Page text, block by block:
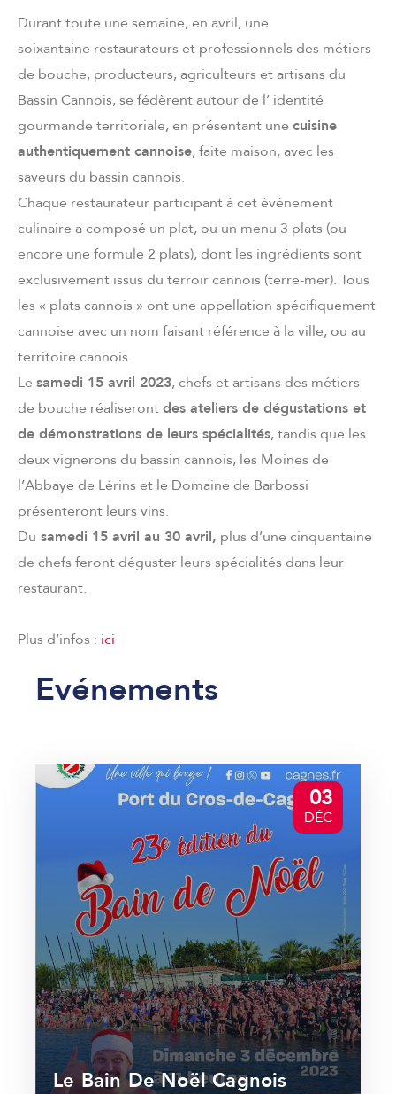
Durant toute une semaine, en avril, une
soixantaine restaurateurs et professionnels des métiers
de bouche, producteurs, agriculteurs et artisans du
Bassin Cannois, se fédèrent autour de l’ identité
gourmande territoriale, en présentant une cuisine
authentiquement cannoise, faite maison, avec les
saveurs du bassin cannois.
Chaque restaurateur participant à cet évènement
culinaire a composé un plat, ou un menu 3 plats (ou
encore une formule 2 plats), dont les ingrédients sont
exclusivement issus du terroir cannois (terre-mer). Tous
les « plats cannois » ont une appellation spécifiquement
cannoise avec un nom faisant référence à la ville, ou au
territoire cannois.
Le samedi 15 avril 2023, chefs et artisans des métiers
de bouche réaliserontdes ateliers de dégustations et
de démonstrations de leurs spécialités, tandis que les
deux vignerons du bassin cannois, les Moines de
l’Abbaye de Lérins et le Domaine de Barbossi
présenteront leurs vins.
Du samedi 15 avril au 30 avril, plus d’une cinquantaine
de chefs feront déguster leurs spécialités dans leur
restaurant.
Plus d’infos : ici
Evénements
03
DÉC
Le Bain De Noël Cagnois